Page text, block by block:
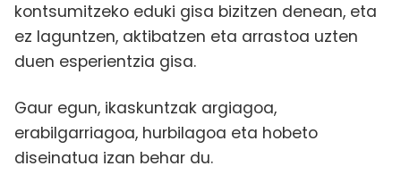
kontsumitzeko eduki gisa bizitzen denean, eta
ez laguntzen, aktibatzen eta arrastoa uzten
duen esperientzia gisa.
Gaur egun, ikaskuntzak argiagoa,
erabilgarriagoa, hurbilagoa eta hobeto
diseinatua izan behar du.